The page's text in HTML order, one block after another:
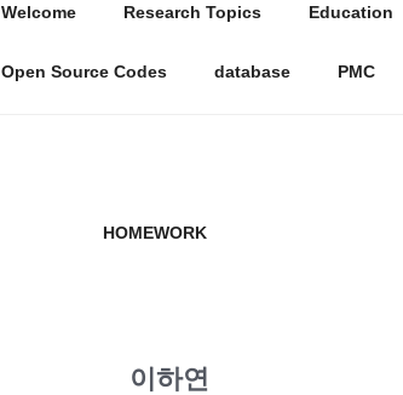
Welcome Research Topics Education
Open Source Codes database PMC
HOMEWORK
이하연